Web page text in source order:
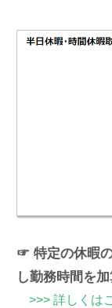
☞ 特定の休暇
し勤務時間を
>>> 詳しくは